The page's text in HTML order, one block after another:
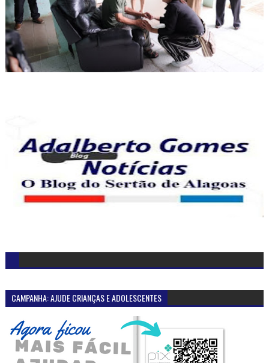
CAMPANHA: AJUDE CRIANÇAS E ADOLESCENTES